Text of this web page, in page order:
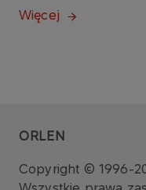
Więcej
ORLEN
Copyright © 1996-